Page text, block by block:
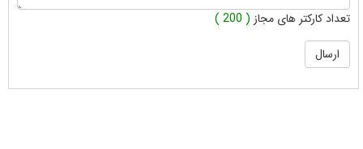
تعداد کارکتر های مجاز ( 200 )